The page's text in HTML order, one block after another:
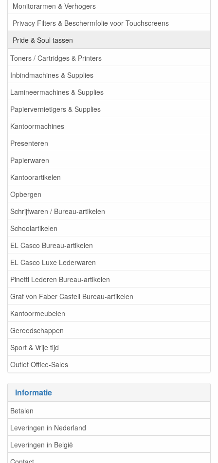
Monitorarmen & Verhogers
Privacy Filters & Beschermfolie voor Touchscreens
Pride & Soul tassen
Toners / Cartridges & Printers
Inbindmachines & Supplies
Lamineermachines & Supplies
Papiervernietigers & Supplies
Kantoormachines
Presenteren
Papierwaren
Kantoorartikelen
Opbergen
Schrijfwaren / Bureau-artikelen
Schoolartikelen
EL Casco Bureau-artikelen
EL Casco Luxe Lederwaren
Pinetti Lederen Bureau-artikelen
Graf von Faber Castell Bureau-artikelen
Kantoormeubelen
Gereedschappen
Sport & Vrije tijd
Outlet Office-Sales
Informatie
Betalen
Leveringen in Nederland
Leveringen in België